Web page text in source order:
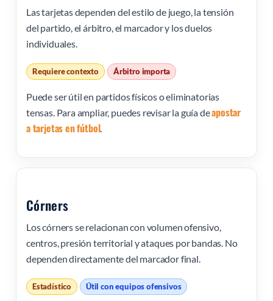
Las tarjetas dependen del estilo de juego, la tensión
del partido, el árbitro, el marcador y los duelos
individuales.
Requiere contexto Árbitro importa
Puede ser útil en partidos físicos o eliminatorias
tensas. Para ampliar, puedes revisar la guía deapostar
a tarjetas en fútbol.
Córners
Los córners se relacionan con volumen ofensivo,
centros, presión territorial y ataques por bandas. No
dependen directamente del marcador final.
Estadístico Útil con equipos ofensivos